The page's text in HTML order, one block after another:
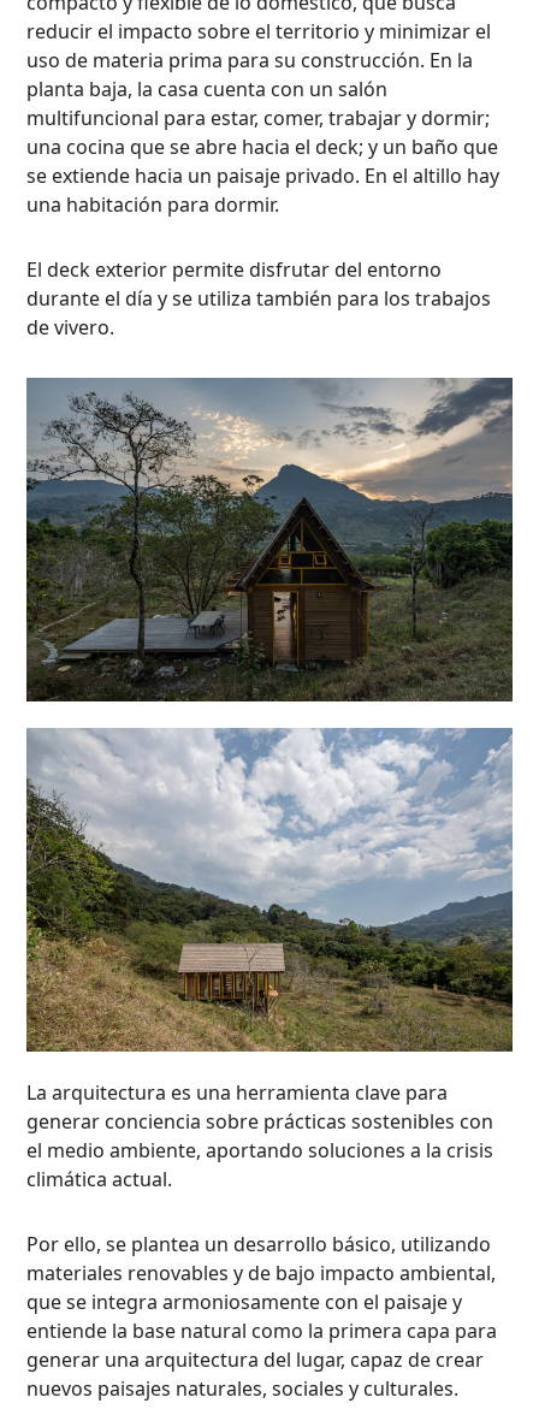
reducir el impacto sobre el territorio y minimizar el
uso de materia prima para su construcción. En la
planta baja, la casa cuenta con un salón
multifuncional para estar, comer, trabajar y dormir;
una cocina que se abre hacia el deck; y un baño que
se extiende hacia un paisaje privado. En el altillo hay
una habitación para dormir.
El deck exterior permite disfrutar del entorno
durante el día y se utiliza también para los trabajos
de vivero.
La arquitectura es una herramienta clave para
generar conciencia sobre prácticas sostenibles con
el medio ambiente, aportando soluciones a la crisis
climática actual.
Por ello, se plantea un desarrollo básico, utilizando
materiales renovables y de bajo impacto ambiental,
que se integra armoniosamente con el paisaje y
entiende la base natural como la primera capa para
generar una arquitectura del lugar, capaz de crear
nuevos paisajes naturales, sociales y culturales.